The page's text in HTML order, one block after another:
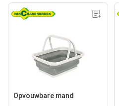
Opvouwbare mand